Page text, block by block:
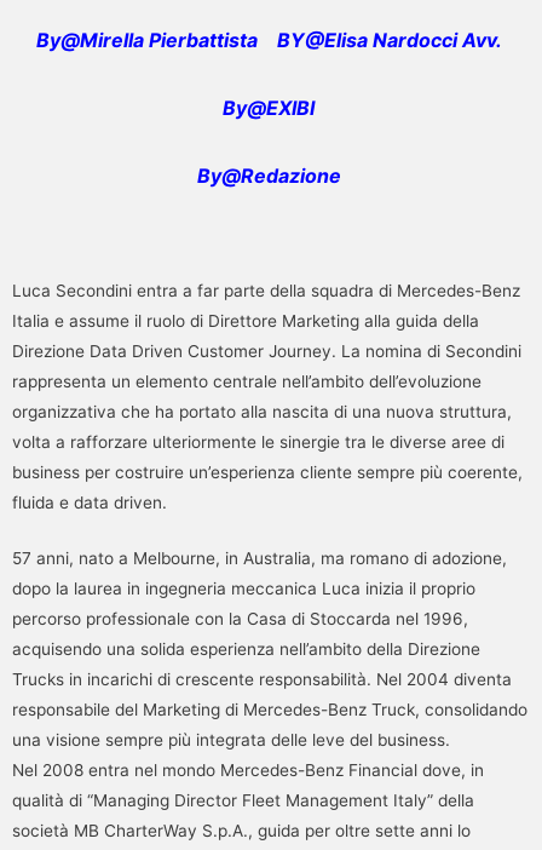
By@Mirella Pierbattista BY@Elisa Nardocci Avv.
By@EXIBI
By@Redazione
Luca Secondini entra a far parte della squadra di Mercedes-Benz
Italia e assume il ruolo di Direttore Marketing alla guida della
Direzione Data Driven Customer Journey. La nomina di Secondini
rappresenta un elemento centrale nell’ambito dell’evoluzione
organizzativa che ha portato alla nascita di una nuova struttura,
volta a rafforzare ulteriormente le sinergie tra le diverse aree di
business per costruire un’esperienza cliente sempre più coerente,
fluida e data driven.
57 anni, nato a Melbourne, in Australia, ma romano di adozione,
dopo la laurea in ingegneria meccanica Luca inizia il proprio
percorso professionale con la Casa di Stoccarda nel 1996,
acquisendo una solida esperienza nell’ambito della Direzione
Trucks in incarichi di crescente responsabilità. Nel 2004 diventa
responsabile del Marketing di Mercedes-Benz Truck, consolidando
una visione sempre più integrata delle leve del business.
Nel 2008 entra nel mondo Mercedes-Benz Financial dove, in
qualità di “Managing Director Fleet Management Italy” della
società MB CharterWay S.p.A., guida per oltre sette anni lo